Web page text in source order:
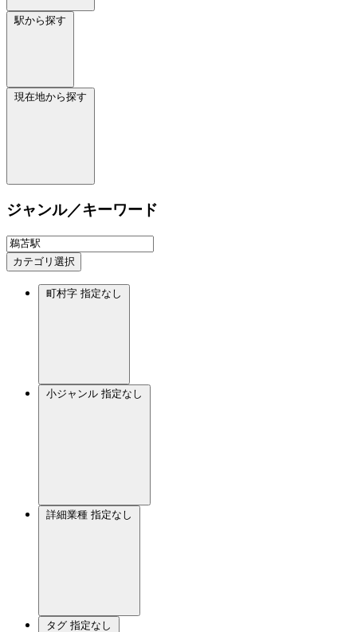
駅から探す
現在地から探す
ジャンル／キーワード
カテゴリ選択
町村字 指定なし
小ジャンル 指定なし
詳細業種 指定なし
タグ 指定なし